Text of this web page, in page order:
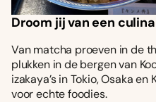
Droom jij van een
Van matcha proeven in de
plukken in de bergen van
izakaya’s in Tokio, Osaka
voor echte foodies.